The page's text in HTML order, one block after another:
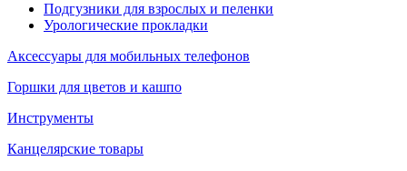
Подгузники для взрослых и пеленки
Урологические прокладки
Аксессуары для мобильных телефонов
Горшки для цветов и кашпо
Инструменты
Канцелярские товары